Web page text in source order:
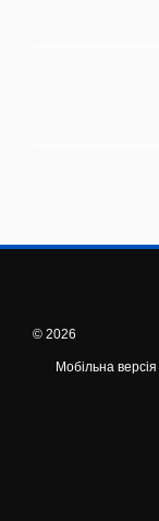
© 2026
Мобільна версія